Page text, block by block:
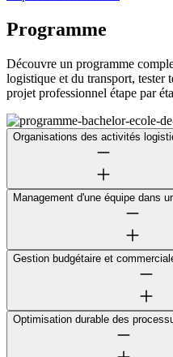
Programme
Découvre un programme
logistique et du transport, tester
projet professionnel étape par
Organisations des activités
Management d'une équipe dans
Gestion budgétaire et
Optimisation durable des